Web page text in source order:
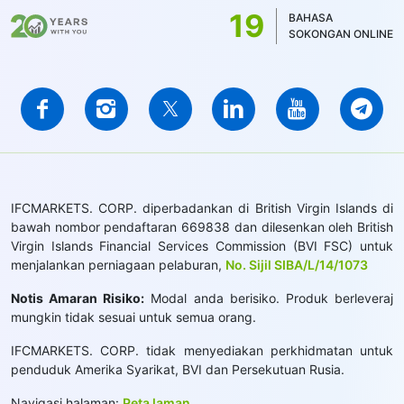
menjejaskan pelaksanaannya. 19
BAHASA
SOKONGAN ONLINE
IFCMARKETS. CORP. diperbadankan di British Virgin Islands di
bawah nombor pendaftaran 669838 dan dilesenkan oleh British
Virgin Islands Financial Services Commission (BVI FSC) untuk
menjalankan perniagaan pelaburan, No. Sijil SIBA/L/14/1073
Notis Amaran Risiko: Modal anda berisiko. Produk berleveraj
mungkin tidak sesuai untuk semua orang.
IFCMARKETS. CORP. tidak menyediakan perkhidmatan untuk
penduduk Amerika Syarikat, BVI dan Persekutuan Rusia.